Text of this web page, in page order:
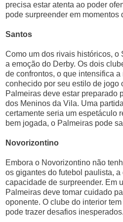
precisa estar atenta ao poder
pode surpreender em momentos
Santos
Como um dos rivais históricos, o
a emoção do Derby. Os dois
de confrontos, o que intensifica
conhecido por seu estilo de jogo
Palmeiras deve estar preparado
dos Meninos da Vila. Uma
certamente seria um espetáculo
bem jogada, o Palmeiras pode
Novorizontino
Embora o Novorizontino não
os gigantes do futebol paulista,
capacidade de surpreender. Em
Palmeiras deve tomar cuidado
oponente. O clube do interior
pode trazer desafios inesperados.